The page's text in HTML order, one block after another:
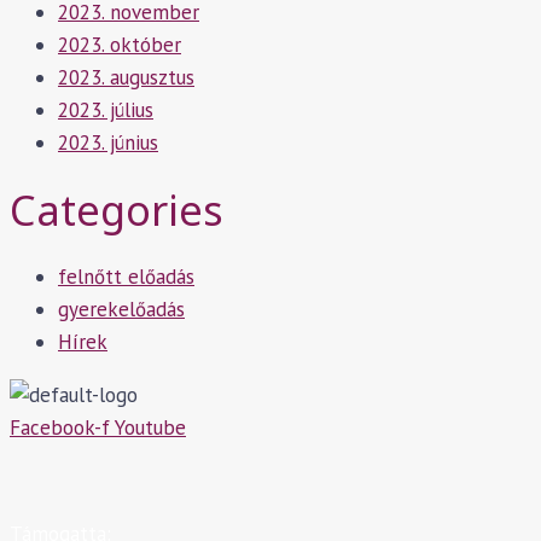
2023. november
2023. október
2023. augusztus
2023. július
2023. június
Categories
felnőtt előadás
gyerekelőadás
Hírek
Facebook-fYoutube